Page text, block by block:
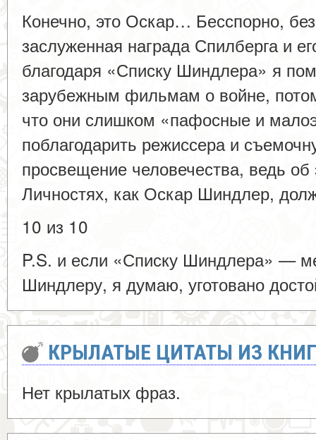
Конечно, это Оскар… Бесспорно,
заслуженная награда Спилберга и
благодаря «Списку Шиндлера» я
зарубежным фильмам о войне,
что они слишком «пафосные и
поблагодарить режиссера и
просвещение человечества, ведь об
Личностях, как Оскар Шиндлер,
10 из 10
P.S. и если «Списку Шиндлера» —
Шиндлеру, я думаю, уготовано
КРЫЛАТЫЕ ЦИТАТЫ ИЗ
Нет крылатых фраз.